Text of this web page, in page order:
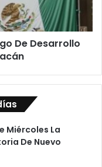
De Desarrollo
Miércoles La
De Nuevo